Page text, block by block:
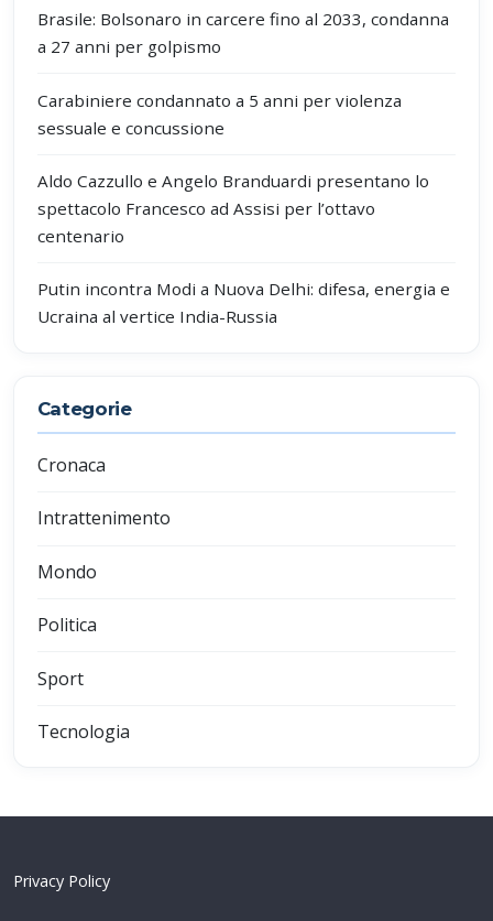
Brasile: Bolsonaro in carcere fino al 2033, condanna
a 27 anni per golpismo
Carabiniere condannato a 5 anni per violenza
sessuale e concussione
Aldo Cazzullo e Angelo Branduardi presentano lo
spettacolo Francesco ad Assisi per l’ottavo
centenario
Putin incontra Modi a Nuova Delhi: difesa, energia e
Ucraina al vertice India-Russia
Categorie
Cronaca
Intrattenimento
Mondo
Politica
Sport
Tecnologia
Privacy Policy